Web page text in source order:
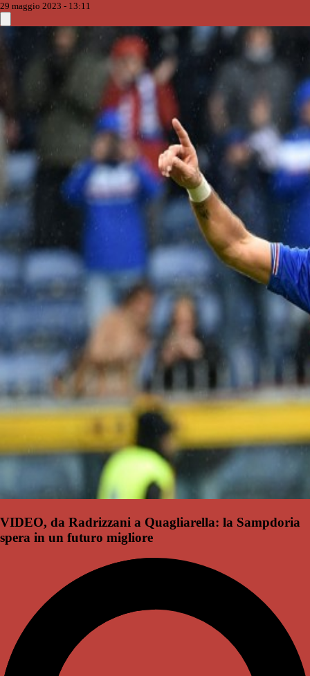
29 maggio 2023 - 13:11
VIDEO, da Radrizzani a Quagliarella: la Sampdoria
spera in un futuro migliore